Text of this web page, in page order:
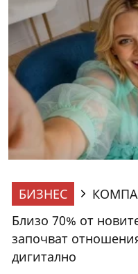
БИЗНЕС
Близо 70% от
започват
дигитално